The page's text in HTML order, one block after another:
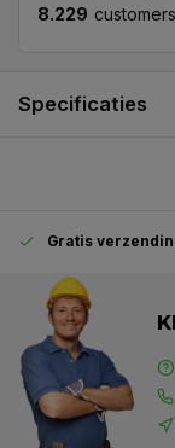
8.229
Specificaties
Gratis